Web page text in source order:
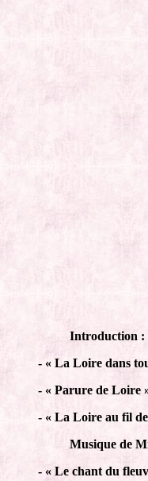
Introduction :
- « La Loire dans
- « Parure de Loire
- « La Loire au fil
Musique de
- « Le chant du